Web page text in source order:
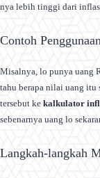
nya lebih tinggi dari
Contoh Penggunaan
Misalnya, lo punya uang
tahu berapa nilai uang itu
tersebut ke kalkulator
sebenarnya uang lo
Langkah-langkah